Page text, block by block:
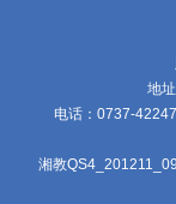
地
电话：0737-
湘教